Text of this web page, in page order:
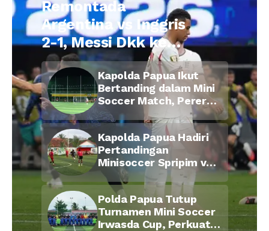
Remontada
Argentina vs Inggris
2-1, Messi Dkk ke
Final Piala Dunia
2026
Kapolda Papua Ikut
Bertanding dalam Mini
Soccer Match, Pererat
Kebersamaan Personel
di Bulan Ramadan
Kapolda Papua Hadiri
Pertandingan
Minisoccer Spripim vs
Bid Propam, Pererat
Soliditas dan
Kebersamaan Personel
Polda Papua Tutup
Turnamen Mini Soccer
Irwasda Cup, Perkuat